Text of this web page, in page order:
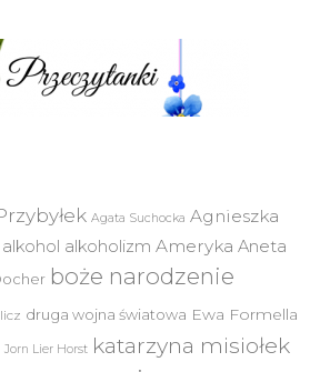
Agata Suchocka Agnieszka
alkohol alkoholizm Ameryka Aneta
boże narodzenie
druga wojna światowa Ewa Formella
Jorn Lier Horst katarzyna misiołek